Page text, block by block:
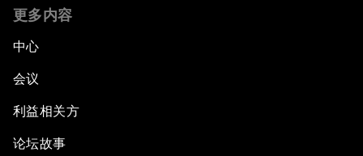
更多内容
中心
会议
利益相关方
论坛故事